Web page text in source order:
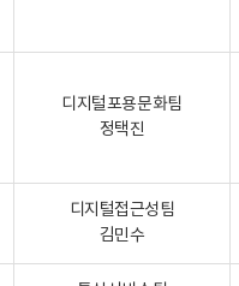
디지털포용문화팀
정택진
디지털접근성팀
김민수